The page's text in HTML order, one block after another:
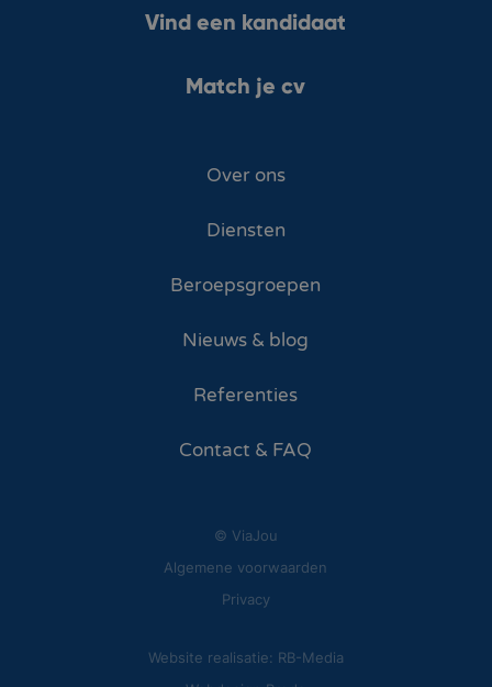
Vind een kandidaat
Match je cv
Over ons
Diensten
Beroepsgroepen
Nieuws & blog
Referenties
Contact & FAQ
© ViaJou
Algemene voorwaarden
Privacy
Website realisatie: RB-Media